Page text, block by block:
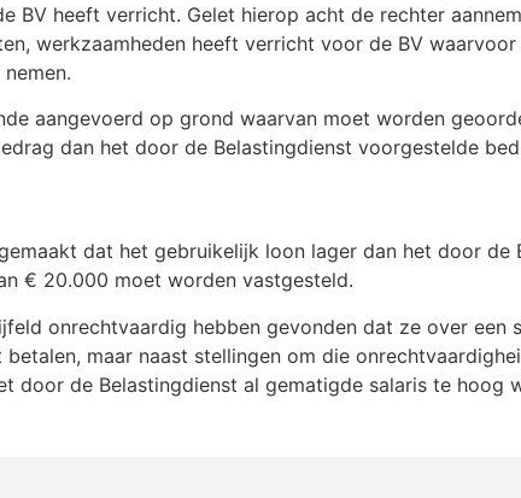
BV heeft verricht. Gelet hierop acht de rechter
werkzaamheden heeft verricht voor de BV
aangevoerd op grond waarvan moet worden
dan het door de Belastingdienst voorgestelde
dat het gebruikelijk loon lager dan het door de
€ 20.000 moet worden vastgesteld.
onrechtvaardig hebben gevonden dat ze over een
maar naast stellingen om die
door de Belastingdienst al gematigde salaris te hoog